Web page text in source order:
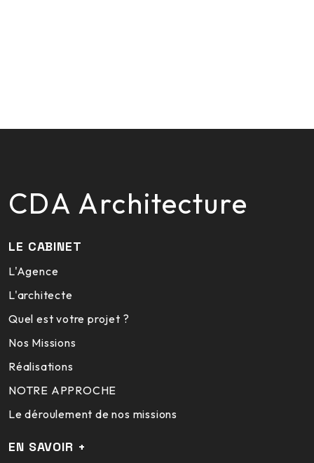
CDA Architecture
LE CABINET
L'Agence
L'architecte
Quel est votre projet ?
Nos Missions
Réalisations
NOTRE APPROCHE
Le déroulement de nos missions
EN SAVOIR +